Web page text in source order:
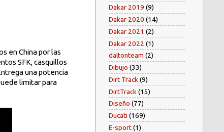
en China por las
SFK, casquillos
una potencia
limitar para
Dakar 2019 (9)
Dakar 2020 (14)
Dakar 2021 (2)
Dakar 2022 (1)
daltonteam (2)
Dibujo (33)
Dirt Track (9)
DirtTrack (15)
Diseño (77)
Ducati (169)
E-sport(1)